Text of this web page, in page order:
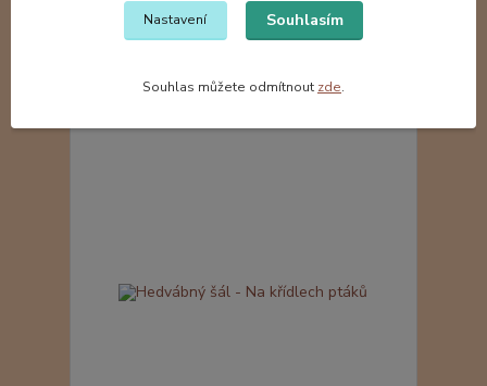
Hedvábný šál - Noční obloha
548 Kč/ks do 10 dnů
Přidat do košíku
Nastavení Souhlasím
Souhlas můžete odmítnout zde.